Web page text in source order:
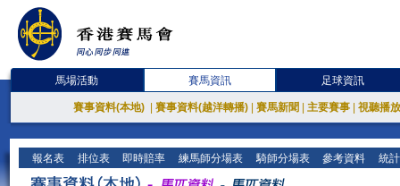
馬場活動 賽馬資訊 足球資訊
賽事資料(本地) 賽事資料(越洋轉播) 賽馬新聞 主要賽事 視聽播
報名表 排位表 即時賠率 練馬師分場表 騎師分場表 參考資料 統